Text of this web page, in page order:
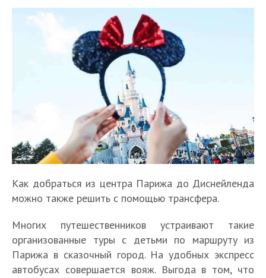
Как добраться из центра Парижа до Диснейленда
можно также решить с помощью трансфера.
Многих путешественников устраивают такие
организованные туры с детьми по маршруту из
Парижа в сказочный город. На удобных экспресс
автобусах совершается вояж. Выгода в том, что